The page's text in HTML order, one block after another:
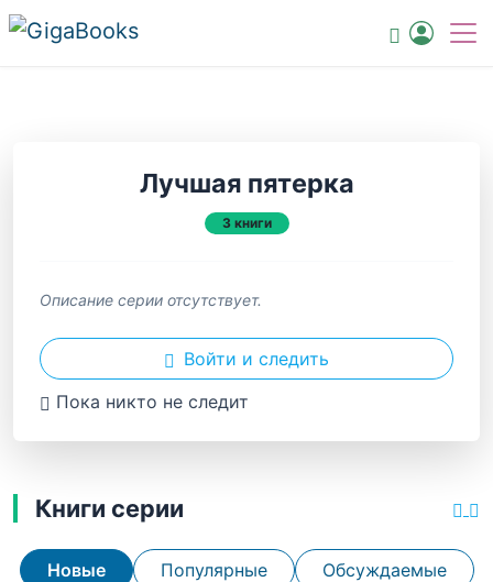
Лучшая пятерка
3 книги
Описание серии отсутствует.
Войти и следить
Пока никто не следит
Книги серии
Новые Популярные
Обсуждаемые